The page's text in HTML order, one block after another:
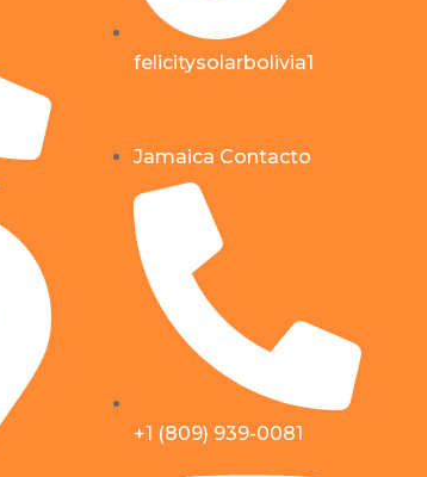
felicitysolarbolivia1
Jamaica Contacto
+1 (809) 939-0081